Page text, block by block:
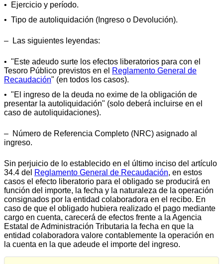
• Ejercicio y período.
• Tipo de autoliquidación (Ingreso o Devolución).
‒ Las siguientes leyendas:
• "Este adeudo surte los efectos liberatorios para con el
Tesoro Público previstos en el Reglamento General de
Recaudación" (en todos los casos).
• "El ingreso de la deuda no exime de la obligación de
presentar la autoliquidación" (solo deberá incluirse en el
caso de autoliquidaciones).
‒ Número de Referencia Completo (NRC) asignado al
ingreso.
Sin perjuicio de lo establecido en el último inciso del artículo
34.4 del Reglamento General de Recaudación, en estos
casos el efecto liberatorio para el obligado se producirá en
función del importe, la fecha y la naturaleza de la operación
consignados por la entidad colaboradora en el recibo. En
caso de que el obligado hubiera realizado el pago mediante
cargo en cuenta, carecerá de efectos frente a la Agencia
Estatal de Administración Tributaria la fecha en que la
entidad colaboradora valore contablemente la operación en
la cuenta en la que adeude el importe del ingreso.